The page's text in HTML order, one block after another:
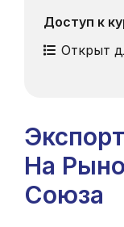
Доступ к
Открыт
Hа
Cоюза